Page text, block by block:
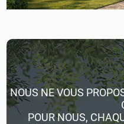
NOUS NE VOUS
POUR NOUS,